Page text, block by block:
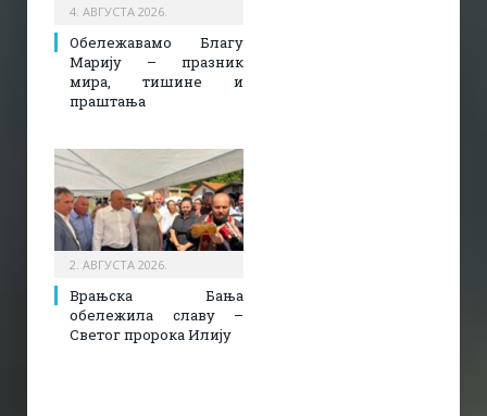
4. АВГУСТА 2026.
Обележавамо Благу
Марију – празник
мира, тишине и
праштања
2. АВГУСТА 2026.
Врањска Бања
обележила славу –
Светог пророка Илију